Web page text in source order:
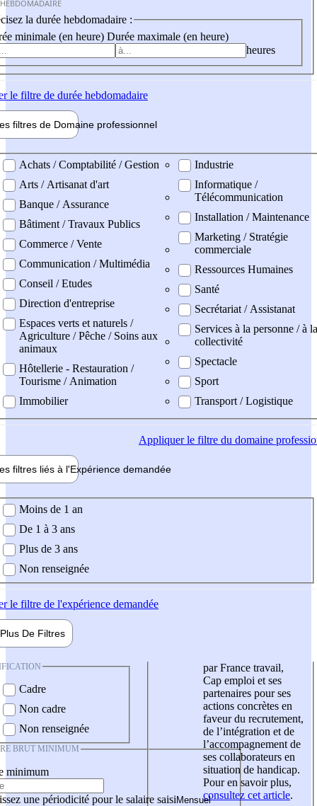
la durée hebdomadaire :
minimale (en heure) Durée maximale (en heure)
heures
le filtre de durée hebdomadaire
filtres de Domaine professionnel
professionel
Achats / Comptabilité / Gestion
Arts / Artisanat d'art
Banque / Assurance
Bâtiment / Travaux Publics
Commerce / Vente
Communication / Multimédia
Conseil / Etudes
Direction d'entreprise
Espaces verts et naturels /
Agriculture / Pêche / Soins aux
animaux
Hôtellerie - Restauration /
Tourisme / Animation
Immobilier
Industrie
Informatique /
Télécommunication
Installation / Maintenance
Marketing / Stratégie
commerciale
Ressources Humaines
Santé
Secrétariat / Assistanat
Services à la personne / à la
collectivité
Spectacle
Sport
Transport / Logistique
Appliquerle filtre du domaine
filtres liés à l'Expérience demandée
demandée
Moins de 1 an
De 1 à 3 ans
Plus de 3 ans
Non renseignée
le filtre de l'expérience demandée
Plus De Filtres
Cadre
Non cadre
Non renseignée
BRUT MINIMUM
minimum
une périodicité pour le salaire saisi
par France travail,
Cap emploi et ses
partenaires pour ses
actions concrètes en
faveur du recrutement,
de l’intégration et de
l’accompagnement de
ses collaborateurs en
situation de handicap.
Pour en savoir plus,
consultez cet article.